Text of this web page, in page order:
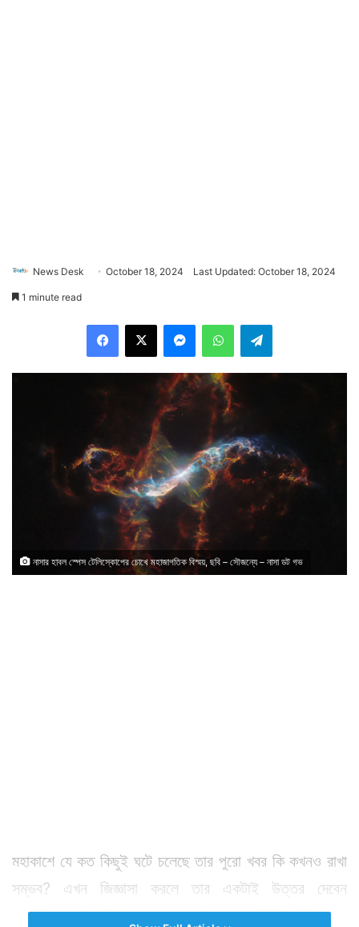
News Desk October 18, 2024 Last Updated: October 18, 2024
1 minute read
নাসার হাবল স্পেস টেলিস্কোপের চোখে মহাজাগতিক বিস্ময়, ছবি – সৌজন্যে – নাসা ডট গভ
মহাকাশে যে কত কিছুই ঘটে চলেছে তার পুরো খবর কি কখনও রাখা
সম্ভব? এখন জিজ্ঞাসা করলে তার একটাই উত্তর দেবেন
বিজ্ঞানীরা। আর সেটা হল, না। কারণ এখনও প্রতিদিন তাঁরা এমন